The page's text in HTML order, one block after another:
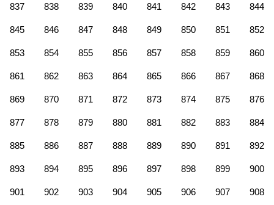
837 838 839 840 841 842 843 844
845 846 847 848 849 850 851 852
853 854 855 856 857 858 859 860
861 862 863 864 865 866 867 868
869 870 871 872 873 874 875 876
877 878 879 880 881 882 883 884
885 886 887 888 889 890 891 892
893 894 895 896 897 898 899 900
901 902 903 904 905 906 907 908